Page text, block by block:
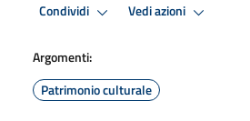
Condividi Vedi azioni
Argomenti:
Patrimonio culturale